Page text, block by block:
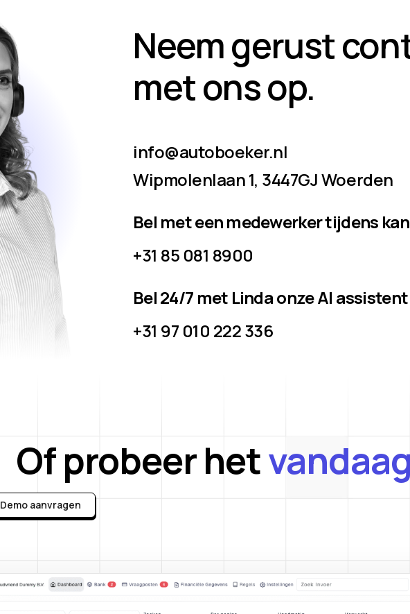
Neem gerust
met ons op.
info@autoboeker.nl
Wipmolenlaan 1, 3447GJ Woerden
Bel met een medewerker tijdens
+31 85 081 8900
Bel 24/7 met Linda onze AI assistent
+31 97 010 222 336
Of probeer het
Demo aanvragen